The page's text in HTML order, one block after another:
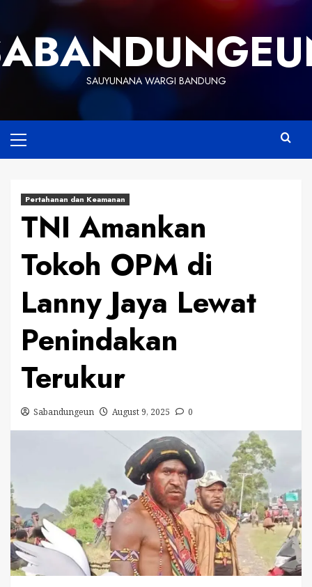
content
SAUYUNANA WARGI BANDUNG
Menu
Pertahanan dan Keamanan
TNI Amankan
Tokoh OPM di
Lanny Jaya Lewat
Penindakan
Terukur
Sabandungeun August 9, 2025 0